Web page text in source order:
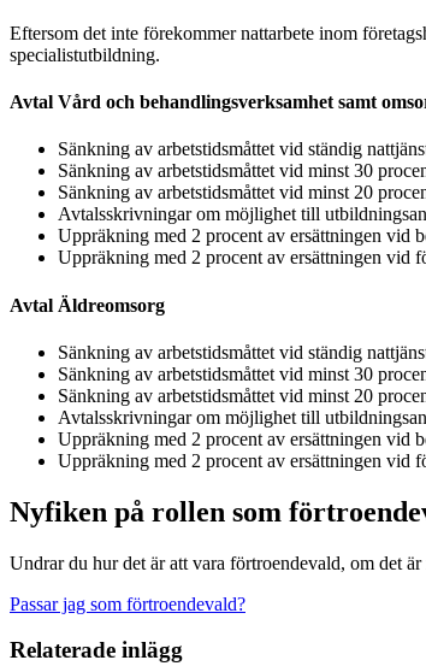
Eftersom det inte förekommer nattarbete inom
specialistutbildning.
Avtal Vård och behandlingsverksamhet samt
Sänkning av arbetstidsmåttet vid ständig
Sänkning av arbetstidsmåttet vid minst 30
Sänkning av arbetstidsmåttet vid minst 20
Avtalsskrivningar om möjlighet till
Uppräkning med 2 procent av ersättningen vid
Uppräkning med 2 procent av ersättningen vid
Avtal Äldreomsorg
Sänkning av arbetstidsmåttet vid ständig
Sänkning av arbetstidsmåttet vid minst 30
Sänkning av arbetstidsmåttet vid minst 20
Avtalsskrivningar om möjlighet till
Uppräkning med 2 procent av ersättningen vid
Uppräkning med 2 procent av ersättningen vid
Nyfiken på rollen som
Undrar du hur det är att vara förtroendevald, om det
Passar jag som förtroendevald?
Relaterade inlägg